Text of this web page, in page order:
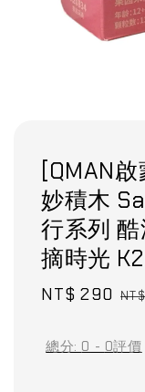
[QMAN
妙積木
行系列
摘時光
Sale
NT$ 290
總分: 0 - 0評價